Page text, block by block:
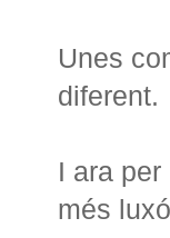
Unes
diferent.
I ara
més